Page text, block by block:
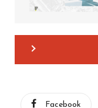
Facebook